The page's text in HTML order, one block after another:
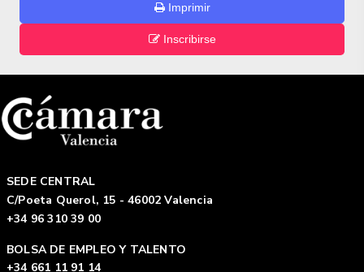
Imprimir
Inscribirse
SEDE CENTRAL
C/Poeta Querol, 15 - 46002 Valencia
+34 96 310 39 00
BOLSA DE EMPLEO Y TALENTO
+34 661 11 91 14